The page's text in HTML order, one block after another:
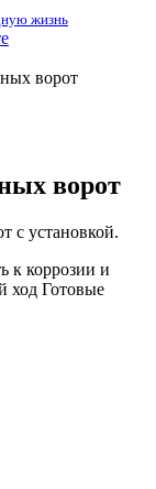
жизнь
ворот
ворот
с установкой.
к коррозии и
ход Готовые